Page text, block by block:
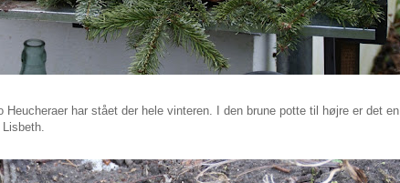
Heucheraer har stået der hele vinteren. I den brune potte til højre er det en